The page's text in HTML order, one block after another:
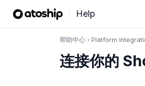
Help
帮助中心 Platform
连接你的